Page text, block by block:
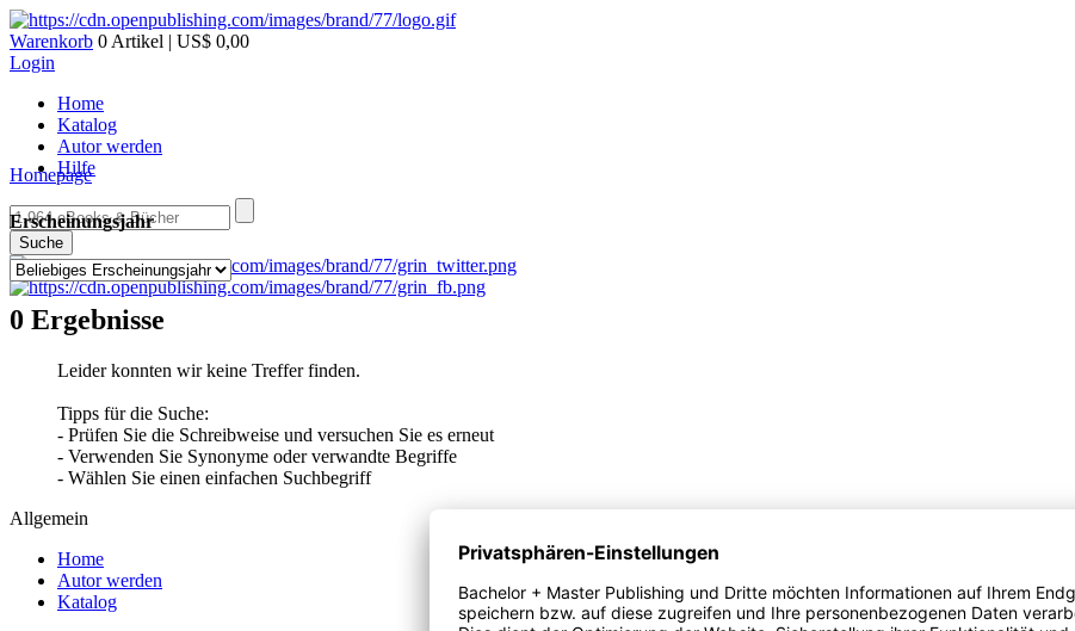
Warenkorb 0 Artikel | US$ 0,00
Login
Home
Katalog
Autor werden
Hilfe
Suche
Homepage
Erscheinungsjahr
0 Ergebnisse
Leider konnten wir keine Treffer finden.
Tipps für die Suche:
- Prüfen Sie die Schreibweise und versuchen Sie es erneut
- Verwenden Sie Synonyme oder verwandte Begriffe
- Wählen Sie einen einfachen Suchbegriff
Allgemein
Home
Autor werden
Katalog